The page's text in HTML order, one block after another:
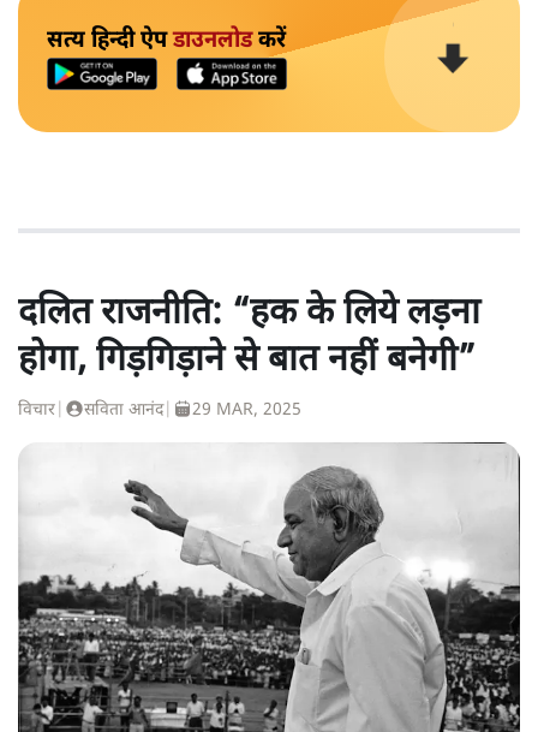
सत्य हिन्दी ऐपडाउनलोडकरें
दलित राजनीति: “हक के लिये लड़ना
होगा, गिड़गिड़ाने से बात नहीं बनेगी”
विचार सविता आनंद| 29 MAR, 2025